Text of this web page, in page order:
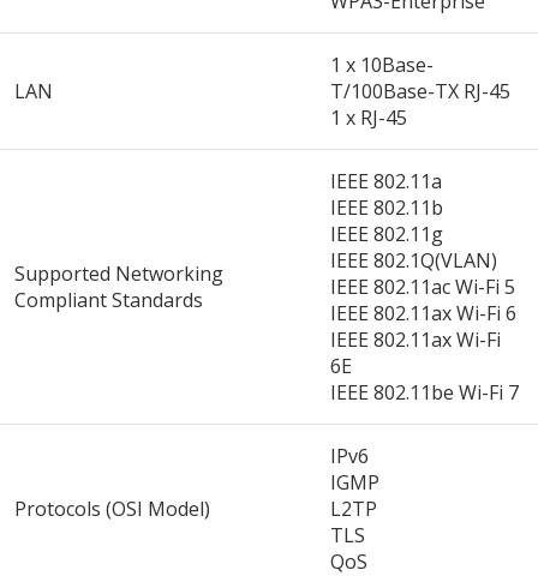
LAN
1 x 10Base-
T/100Base-TX RJ-45
1 x RJ-45
Supported Networking
Compliant Standards
IEEE 802.11a
IEEE 802.11b
IEEE 802.11g
IEEE 802.1Q(VLAN)
IEEE 802.11ac Wi-Fi 5
IEEE 802.11ax Wi-Fi 6
IEEE 802.11ax Wi-Fi
6E
IEEE 802.11be Wi-Fi 7
Protocols (OSI Model)
IPv6
IGMP
L2TP
TLS
QoS